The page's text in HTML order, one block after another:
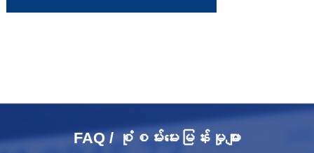
FAQ / စုံစမ်းမေးမြန်းမှုများ